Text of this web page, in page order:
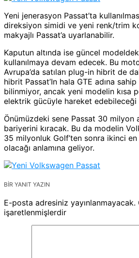
Yeni jenerasyon Passat’ta
direksiyon simidi ve yeni renk/trim
makyajlı Passat’a uyarlanabilir.
Kaputun altında ise güncel
kullanılmaya devam edecek. Bu
Avrupa’da satılan plug-in hibrit de
hibrit Passat’In hala GTE adına
bilinmiyor, ancak yeni modelin kısa
elektrik gücüyle hareket edebileceği
Önümüzdeki sene Passat 30 milyon
bariyerini kıracak. Bu da modelin
35 milyonluk Golf’ten sonra ikinci
olacağı anlamına geliyor.
BIR YANIT YAZIN
E-posta adresiniz yayınlanmayacak.
işaretlenmişlerdir